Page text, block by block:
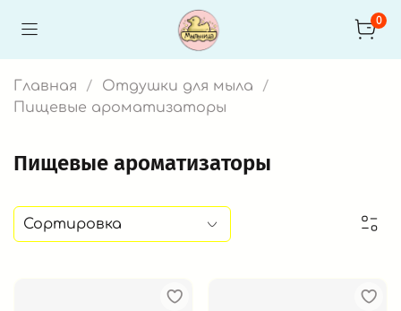
0
Главная
Отдушки для мыла
Пищевые ароматизаторы
Пищевые ароматизаторы